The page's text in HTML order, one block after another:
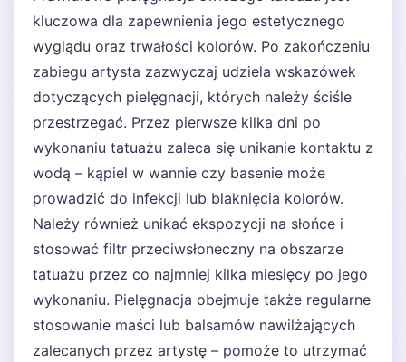
kluczowa dla zapewnienia jego estetycznego
wyglądu oraz trwałości kolorów. Po zakończeniu
zabiegu artysta zazwyczaj udziela wskazówek
dotyczących pielęgnacji, których należy ściśle
przestrzegać. Przez pierwsze kilka dni po
wykonaniu tatuażu zaleca się unikanie kontaktu z
wodą – kąpiel w wannie czy basenie może
prowadzić do infekcji lub blaknięcia kolorów.
Należy również unikać ekspozycji na słońce i
stosować filtr przeciwsłoneczny na obszarze
tatuażu przez co najmniej kilka miesięcy po jego
wykonaniu. Pielęgnacja obejmuje także regularne
stosowanie maści lub balsamów nawilżających
zalecanych przez artystę – pomoże to utrzymać